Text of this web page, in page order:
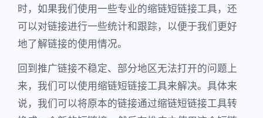
时，如果我们使用一些专业的缩链短链接工具，还
可以对链接进行一些统计和跟踪，以便于我们更好
地了解链接的使用情况。
回到推广链接不稳定、部分地区无法打开的问题上
来，我们可以使用缩链短链接工具来解决。具体来
说，我们可以将原本的链接通过缩链短链接工具转